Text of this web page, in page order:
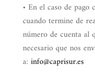
• En el caso de pago
cuando termine de
número de cuenta al
necesario que nos
a: info@caprisur.es